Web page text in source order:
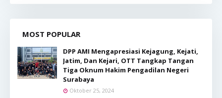
MOST POPULAR
DPP AMI Mengapresiasi Kejagung, Kejati,
Jatim, Dan Kejari, OTT Tangkap Tangan
Tiga Oknum Hakim Pengadilan Negeri
Surabaya
Oktober 25, 2024